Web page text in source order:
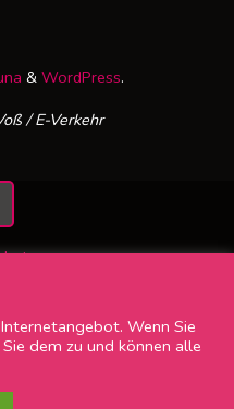
& WordPress.
/ E-Verkehr
Wenn Sie
Sie dem zu und können alle